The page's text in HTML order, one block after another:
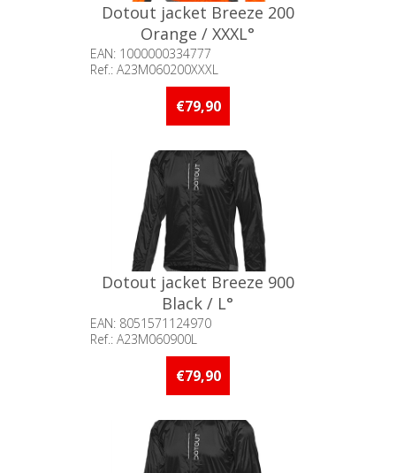
Dotout jacket Breeze 200
Orange / XXXL°
EAN: 1000000334777
Ref.: A23M060200XXXL
Beschikbaarheid:: Niet voorradig
€79,90
Dotout jacket Breeze 900
Black / L°
EAN: 8051571124970
Ref.: A23M060900L
Beschikbaarheid:: Minder dan 5
stuks op voorraad
€79,90